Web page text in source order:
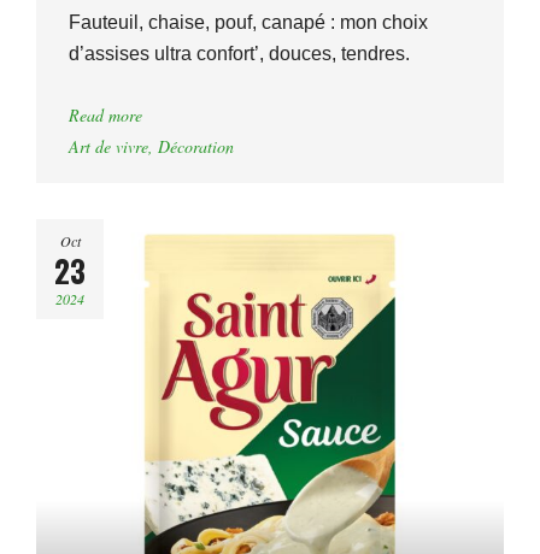
Fauteuil, chaise, pouf, canapé : mon choix
d’assises ultra confort’, douces, tendres.
Read more
Art de vivre, Décoration
Oct
23
2024